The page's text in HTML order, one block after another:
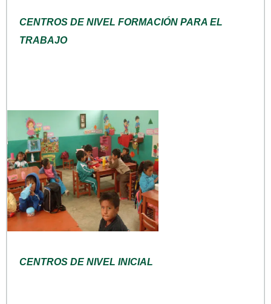
CENTROS DE NIVEL FORMACIÓN PARA EL
TRABAJO
CENTROS DE NIVEL INICIAL